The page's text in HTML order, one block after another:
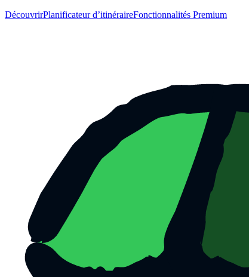
DécouvrirPlanificateur d’itinéraireFonctionnalités Premium